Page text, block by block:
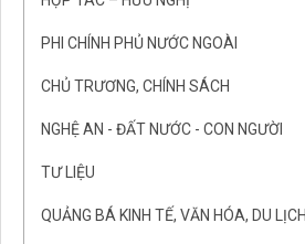
PHI CHÍNH PHỦ NƯỚC NGOÀI
CHỦ TRƯƠNG, CHÍNH SÁCH
NGHỆ AN - ĐẤT NƯỚC - CON NGƯỜI
TƯ LIỆU
QUẢNG BÁ KINH TẾ, VĂN HÓA, DU LỊCH